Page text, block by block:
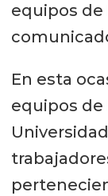
equipos de
En esta
equipos de